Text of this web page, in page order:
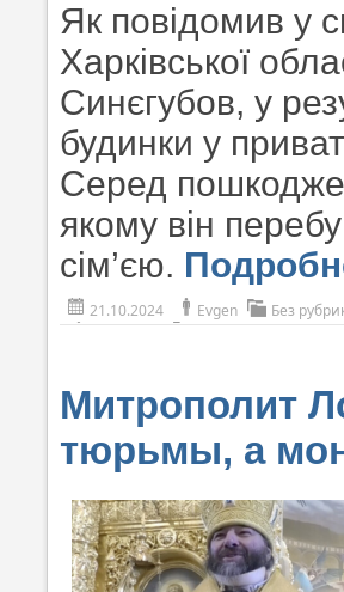
Як повідомив у
Харківської
Синєгубов, у
будинки у
Серед
якому він
сім’єю.
21.10.2024 Evgen Без
Митрополит
тюрьмы, а